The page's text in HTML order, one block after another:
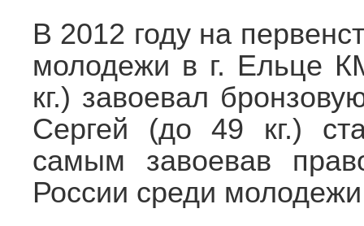
В 2012 году на
молодежи в г. Ельце
кг.) завоевал
Сергей (до 49 кг.)
самым завоевав
России среди